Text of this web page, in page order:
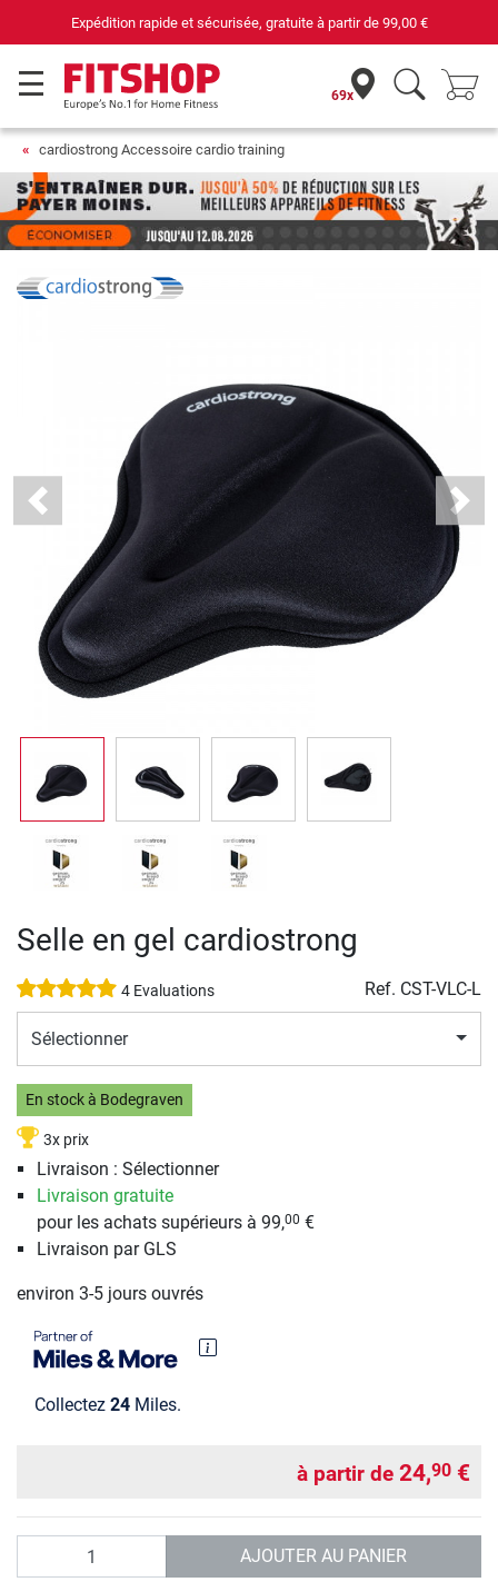
à partir de99,00 € 69 magasins avec
69x
cardiostrong Accessoire cardio training
Previous Next
Selle en gel cardiostrong
4 Evaluations Ref. CST-VLC-L
Sélectionner
En stock à Bodegraven
3x prix
Livraison : Sélectionner
Livraison gratuite
pour les achats supérieurs à 99,00 €
Livraison par GLS
environ 3-5 jours ouvrés
Collectez 24 Miles.
à partir de 24,90 €
AJOUTER AU PANIER